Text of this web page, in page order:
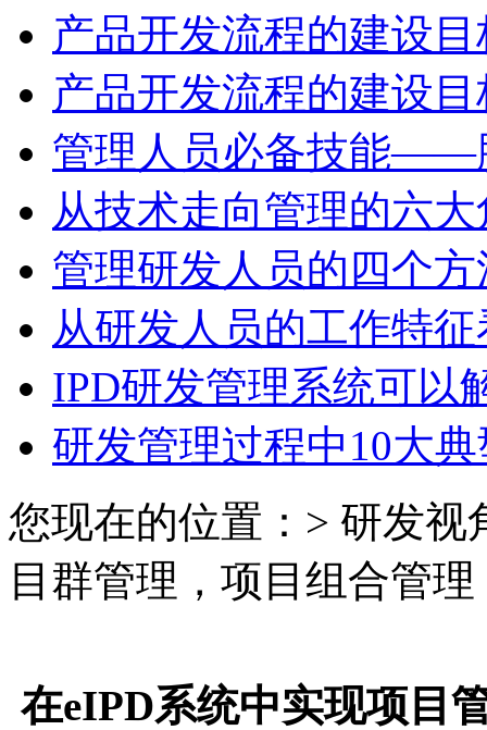
产品开发流程的建设
产品开发流程的建设
管理人员必备技能——
从技术走向管理的六
管理研发人员的四个方
从研发人员的工作特
IPD研发管理系统可以
研发管理过程中10大
您现在的位置：> 研发视
目群管理，项目组合管理
在eIPD系统中实现项目